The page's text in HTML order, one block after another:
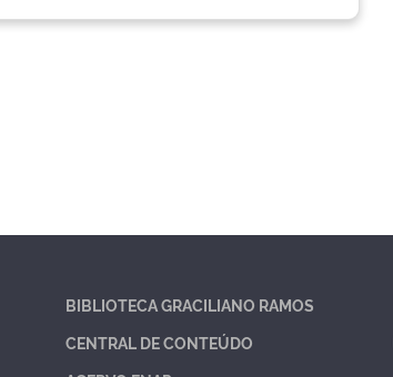
BIBLIOTECA GRACILIANO RAMOS
CENTRAL DE CONTEÚDO